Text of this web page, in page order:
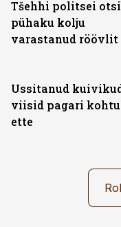
Tšehhi politsei
pühaku kolju
varastanud röövlit
Ussitanud
viisid pagari
ette